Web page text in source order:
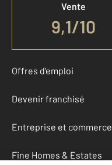
Vente
9,1/10
Offres d'emploi
Devenir franchisé
Entreprise et commerce
Fine Homes & Estates